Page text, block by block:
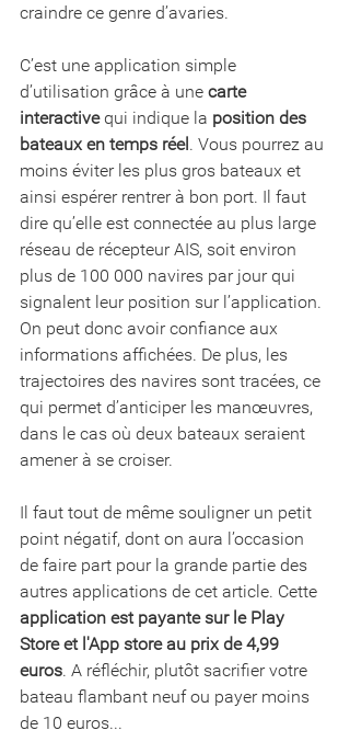
craindre ce genre d’avaries.
C’est une application simple
d’utilisation grâce à une carte
interactive qui indique la position des
bateaux en temps réel. Vous pourrez au
moins éviter les plus gros bateaux et
ainsi espérer rentrer à bon port. Il faut
dire qu’elle est connectée au plus large
réseau de récepteur AIS, soit environ
plus de 100 000 navires par jour qui
signalent leur position sur l’application.
On peut donc avoir confiance aux
informations affichées. De plus, les
trajectoires des navires sont tracées, ce
qui permet d’anticiper les manœuvres,
dans le cas où deux bateaux seraient
amener à se croiser.
Il faut tout de même souligner un petit
point négatif, dont on aura l’occasion
de faire part pour la grande partie des
autres applications de cet article. Cette
application est payante sur le Play
Store et l'App store au prix de 4,99
euros. A réfléchir, plutôt sacrifier votre
bateau flambant neuf ou payer moins
de 10 euros...